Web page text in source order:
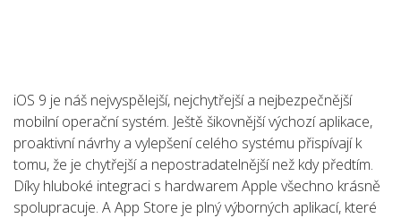
iOS 9 je náš nejvyspělejší, nejchytřejší a nejbezpečnější
mobilní operační systém. Ještě šikovnější výchozí aplikace,
proaktivní návrhy a vylepšení celého systému přispívají k
tomu, že je chytřejší a nepostradatelnější než kdy předtím.
Díky hluboké integraci s hardwarem Apple všechno krásně
spolupracuje. A App Store je plný výborných aplikací, které